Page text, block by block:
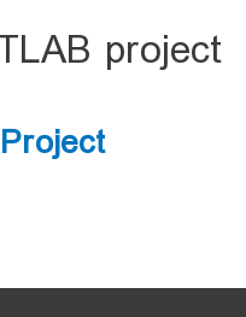
project